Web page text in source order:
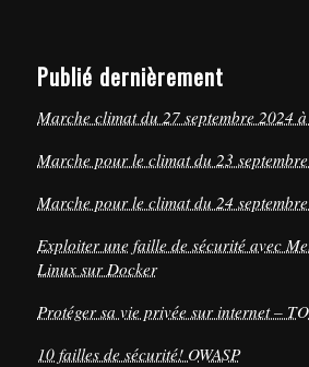
Publié dernièrement
Marche climat du 27 septembre 2024
Marche pour le climat du 23
Marche pour le climat du 24
Exploiter une faille de sécurité avec
Linux sur Docker
Protéger sa vie privée sur internet –
10 failles de sécurité! OWASP